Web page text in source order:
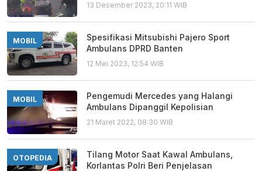
13 Desember 2023, 20:11 WIB
MOBIL
Spesifikasi Mitsubishi Pajero Sport
Ambulans DPRD Banten
12 Mei 2023, 12:54 WIB
MOBIL
Pengemudi Mercedes yang Halangi
Ambulans Dipanggil Kepolisian
21 Maret 2022, 08:30 WIB
OTOPEDIA
Tilang Motor Saat Kawal Ambulans,
Korlantas Polri Beri Penjelasan